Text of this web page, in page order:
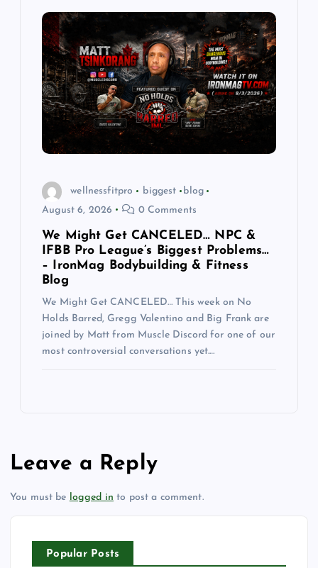
wellnessfitpro biggest
blog
August 6, 2026
0 Comments
We Might Get CANCELED… NPC &
IFBB Pro League’s Biggest Problems…
– IronMag Bodybuilding & Fitness
Blog
We Might Get CANCELED… This week on No
Holds Barred, Gregg Valentino and Big Frank are
joined by Matt from Muscle Discord for one of our
most controversial conversations yet.…
Leave a Reply
You must be logged in to post a comment.
Popular Posts